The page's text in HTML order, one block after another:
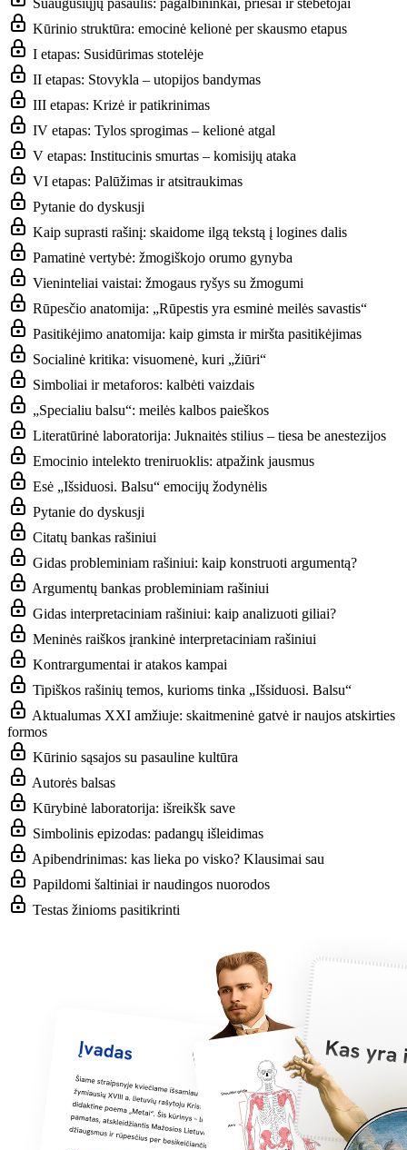
Kūrinio struktūra: emocinė kelionė per skausmo etapus
I etapas: Susidūrimas stotelėje
II etapas: Stovykla – utopijos bandymas
III etapas: Krizė ir patikrinimas
IV etapas: Tylos sprogimas – kelionė atgal
V etapas: Institucinis smurtas – komisijų ataka
VI etapas: Palūžimas ir atsitraukimas
Pytanie do dyskusji
Kaip suprasti rašinį: skaidome ilgą tekstą į logines dalis
Pamatinė vertybė: žmogiškojo orumo gynyba
Vieninteliai vaistai: žmogaus ryšys su žmogumi
Rūpesčio anatomija: „Rūpestis yra esminė meilės savastis“
Pasitikėjimo anatomija: kaip gimsta ir miršta pasitikėjimas
Socialinė kritika: visuomenė, kuri „žiūri“
Simboliai ir metaforos: kalbėti vaizdais
„Specialiu balsu“: meilės kalbos paieškos
Literatūrinė laboratorija: Juknaitės stilius – tiesa be anestezijos
Emocinio intelekto treniruoklis: atpažink jausmus
Esė „Išsiduosi. Balsu“ emocijų žodynėlis
Pytanie do dyskusji
Citatų bankas rašiniui
Gidas probleminiam rašiniui: kaip konstruoti argumentą?
Argumentų bankas probleminiam rašiniui
Gidas interpretaciniam rašiniui: kaip analizuoti giliai?
Meninės raiškos įrankinė interpretaciniam rašiniui
Kontrargumentai ir atakos kampai
Tipiškos rašinių temos, kurioms tinka „Išsiduosi. Balsu“
Aktualumas XXI amžiuje: skaitmeninė gatvė ir naujos atskirties
formos
Kūrinio sąsajos su pasauline kultūra
Autorės balsas
Kūrybinė laboratorija: išreikšk save
Simbolinis epizodas: padangų išleidimas
Apibendrinimas: kas lieka po visko? Klausimai sau
Papildomi šaltiniai ir naudingos nuorodos
Testas žinioms pasitikrinti